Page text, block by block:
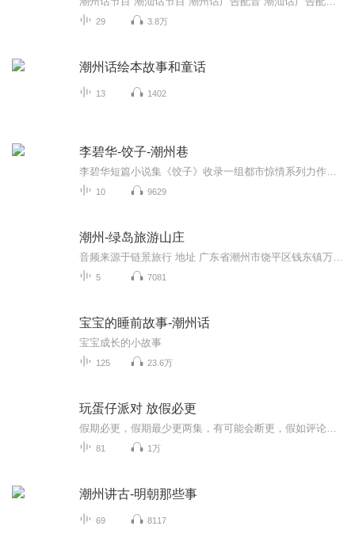
29 3.8万
潮州话绘本故事和童话
13 1402
李碧华-饺子-潮州巷
10 9629
潮州-绿岛旅游山庄
5 7081
宝宝的睡前故事-潮州话
宝宝成长的小故事
125 23.6万
玩蛋仔派对 放假必更
81 1万
潮州讲古-明朝那些事
69 8117